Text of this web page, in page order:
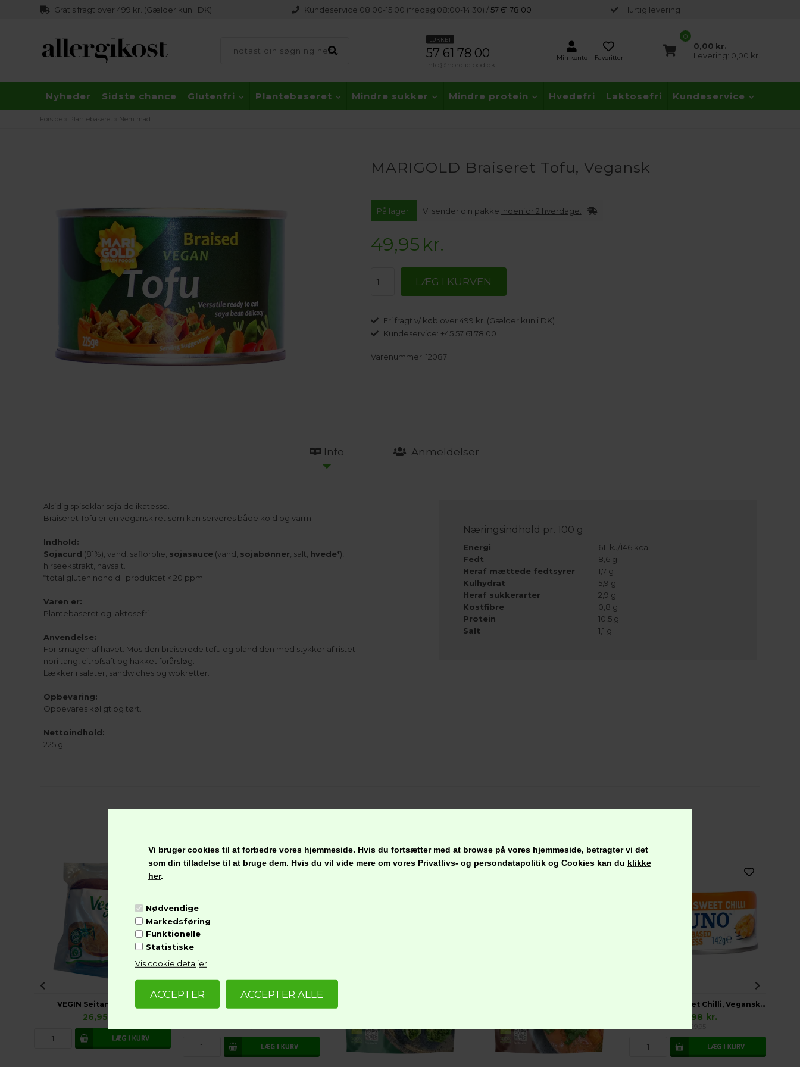
Vi bruger cookies til at forbedre vores hjemmeside. Hvis du fortsætter med at browse på vores hjemmeside, betragter vi det
som din tilladelse til at bruge dem. Hvis du vil vide mere om vores Privatlivs- og persondatapolitik og Cookies kan du klikke
her.
Nødvendige
Markedsføring
Funktionelle
Statistiske
Vis cookie detaljer
Gratis fragt over 499 kr. (Gælder kun i DK) Kundeservice 08.00-15.00 (fredag 08:00-14.30) / 57 61 78 00 Hurtig levering
LUKKET
57 61 78 00
info@nordliefood.dk
Favoritter
Min konto
0
0,00 kr.
Levering: 0,00 kr.
Nyheder Sidste chance Glutenfri Plantebaseret Mindre sukker Mindre protein Hvedefri Laktosefri Kundeservice
Forside Plantebaseret Nem mad
MARIGOLD Braiseret Tofu, Vegansk
På lager Vi sender din pakke indenfor 2 hverdage.
49,95 kr.
Fri fragt v/ køb over 499 kr. (Gælder kun i DK)
Kundeservice: +45 57 61 78 00
Varenummer: 12087
Info Anmeldelser
Alsidig spiseklar soja delikatesse.
Braiseret Tofu er en vegansk ret som kan serveres både kold og varm.
Indhold:
Sojacurd (81%), vand, saflorolie, sojasauce (vand, sojabønner, salt, hvede*),
hirseekstrakt, havsalt.
*total glutenindhold i produktet < 20 ppm.
Varen er:
Plantebaseret og laktosefri.
Anvendelse:
For smagen af havet: Mos den braiserede tofu og bland den med stykker af ristet
nori tang, citrofsaft og hakket forårsløg.
Lækker i salater, sandwiches og wokretter.
Opbevaring:
Opbevares køligt og tørt.
Nettoindhold:
225 g
Næringsindhold pr. 100 g
Energi
611 kJ/146 kcal.
Fedt
8,6 g
Heraf mættede fedtsyrer
1,7 g
Kulhydrat
5,9 g
Heraf sukkerarter
2,9 g
Kostfibre
0,8 g
Protein
10,5 g
Salt
1,1 g
VEGIN Seitan, Vegansk
26,95
TUNO Thai Sweet Chilli, Vegansk Glutenfri
14,98 kr.